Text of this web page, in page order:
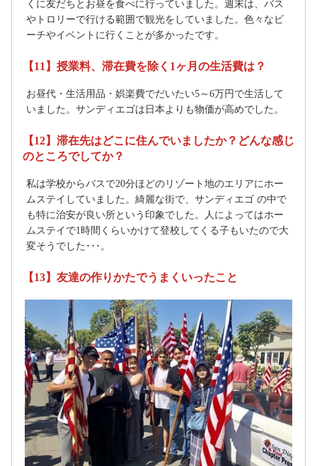
くに友だちとお昼を食べに行っていました。週末は、バス
やトロリーで行ける範囲で観光をしていました。色々なビ
ーチやイベントに行くことが多かったです。
【11】授業料、滞在費を除く1ヶ月の生活費は？
お昼代・生活用品・娯楽費でだいたい5～6万円で生活して
いました。サンディエゴは日本よりも物価が高めでした。
【12】滞在先はどこに住んでいましたか？どんな感じ
のところでしてか？
私は学校からバスで20分ほどのリゾート地のエリアにホー
ムステイしていました。綺麗な街で、サンディエゴ の中で
も特に治安が良い所という印象でした。人によってはホー
ムステイで1時間くらいかけて登校してくる子もいたので大
変そうでした･･･。
【13】友達の作りかたでうまくいったこと